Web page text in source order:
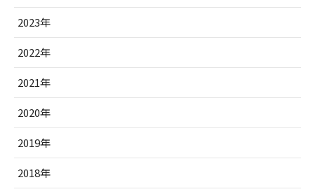
2023年
2022年
2021年
2020年
2019年
2018年